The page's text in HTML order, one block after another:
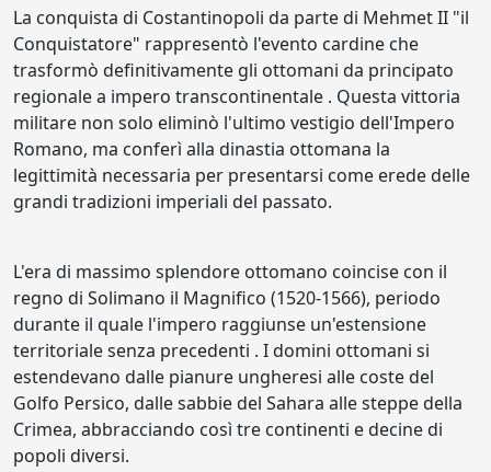
La conquista di Costantinopoli da parte di Mehmet II "il
Conquistatore" rappresentò l'evento cardine che
trasformò definitivamente gli ottomani da principato
regionale a impero transcontinentale . Questa vittoria
militare non solo eliminò l'ultimo vestigio dell'Impero
Romano, ma conferì alla dinastia ottomana la
legittimità necessaria per presentarsi come erede delle
grandi tradizioni imperiali del passato.
L'era di massimo splendore ottomano coincise con il
regno di Solimano il Magnifico (1520-1566), periodo
durante il quale l'impero raggiunse un'estensione
territoriale senza precedenti . I domini ottomani si
estendevano dalle pianure ungheresi alle coste del
Golfo Persico, dalle sabbie del Sahara alle steppe della
Crimea, abbracciando così tre continenti e decine di
popoli diversi.